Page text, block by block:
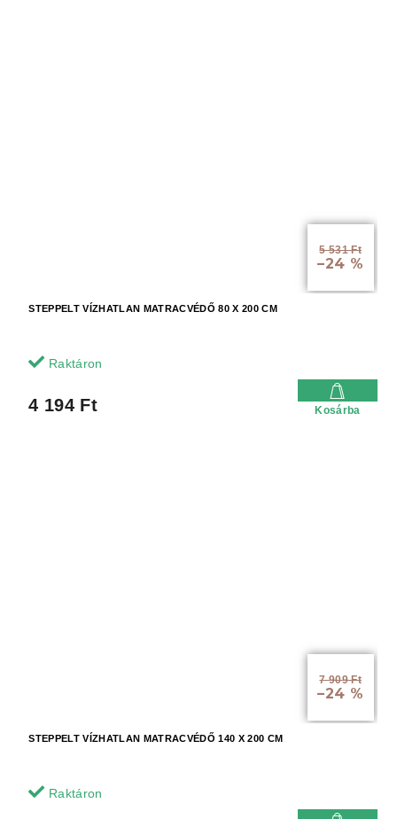
5 531 Ft
–24 %
STEPPELT VÍZHATLAN MATRACVÉDŐ 80 X 200 CM
Raktáron
4 194 Ft Kosárba
7 909 Ft
–24 %
STEPPELT VÍZHATLAN MATRACVÉDŐ 140 X 200 CM
Raktáron